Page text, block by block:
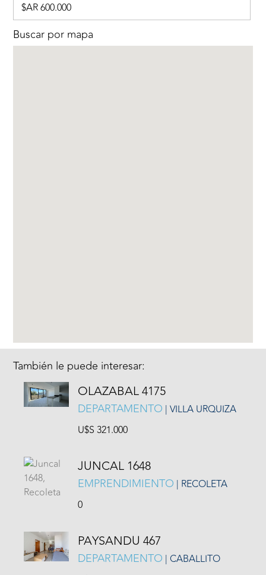
$AR 600.000
Buscar por mapa
También le puede interesar:
OLAZABAL 4175
DEPARTAMENTO | VILLA URQUIZA
U$S 321.000
JUNCAL 1648
EMPRENDIMIENTO | RECOLETA
0
PAYSANDU 467
DEPARTAMENTO | CABALLITO